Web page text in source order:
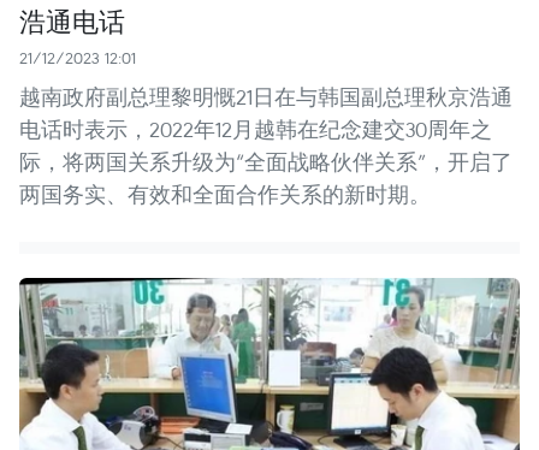
浩通电话
21/12/2023 12:01
越南政府副总理黎明慨21日在与韩国副总理秋京浩通
电话时表示，2022年12月越韩在纪念建交30周年之
际，将两国关系升级为“全面战略伙伴关系”，开启了
两国务实、有效和全面合作关系的新时期。